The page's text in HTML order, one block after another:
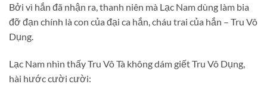
Bởi vì hắn đã nhận ra, thanh niên mà Lạc Nam dùng làm bia
đỡ đạn chính là con của đại ca hắn, cháu trai của hắn – Tru Vô
Dụng.
Lạc Nam nhìn thấy Tru Vô Tà không dám giết Tru Vô Dụng,
hài hước cười cười: